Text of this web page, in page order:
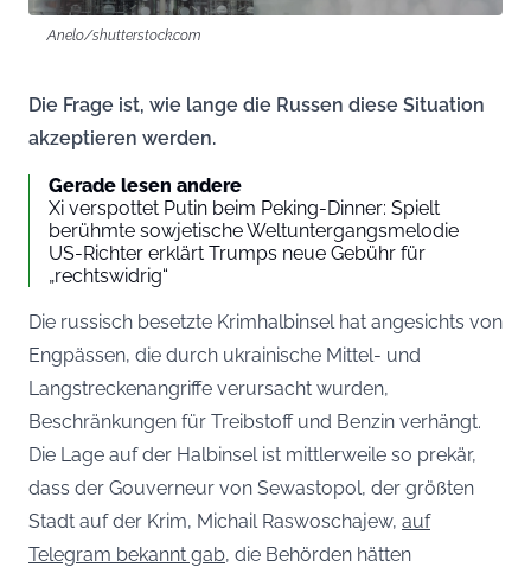
Anelo/shutterstock.com
Die Frage ist, wie lange die Russen diese Situation
akzeptieren werden.
Gerade lesen andere
Xi verspottet Putin beim Peking-Dinner: Spielt
berühmte sowjetische Weltuntergangsmelodie
US-Richter erklärt Trumps neue Gebühr für
„rechtswidrig“
Die russisch besetzte Krimhalbinsel hat angesichts von
Engpässen, die durch ukrainische Mittel- und
Langstreckenangriffe verursacht wurden,
Beschränkungen für Treibstoff und Benzin verhängt.
Die Lage auf der Halbinsel ist mittlerweile so prekär,
dass der Gouverneur von Sewastopol, der größten
Stadt auf der Krim, Michail Raswoschajew, auf
Telegram bekannt gab, die Behörden hätten